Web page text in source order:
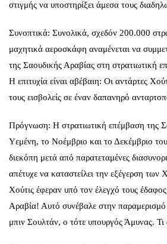
στιγμής να υποστηρίξει άμεσα τους
Συνοπτικά: Συνολικά, σχεδόν 200.000
μαχητικά αεροσκάφη αναμένεται να
της Σαουδικής Αραβίας στη στρατιωτική
Η επιτυχία είναι αβέβαιη: Οι αντάρτες
τους εισβολείς σε έναν δαπανηρό
Πρόγνωση: Η στρατιωτική επέμβαση της
Υεμένη, το Νοέμβριο και το Δεκέμβριο
διεκόπη μετά από παρατεταμένες
απέτυχε να καταστείλει την εξέγερση των
Χούτις έφεραν υπό τον έλεγχό τους
Αραβία! Αυτό συνέβαλε στην παραμερισμό
μπιν Σουλτάν, ο τότε υπουργός Άμυνας.